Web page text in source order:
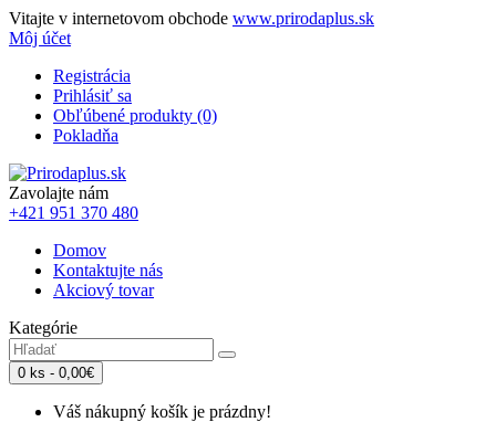
Vitajte v internetovom obchode www.prirodaplus.sk
Môj účet
Registrácia
Prihlásiť sa
Obľúbené produkty (0)
Pokladňa
Zavolajte nám
+421 951 370 480
Domov
Kontaktujte nás
Akciový tovar
Kategórie
0 ks - 0,00€
Váš nákupný košík je prázdny!